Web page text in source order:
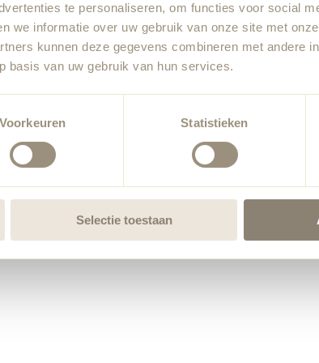
te personaliseren, om functies voor social
we informatie over uw gebruik van onze site met
kunnen deze gegevens combineren met andere
basis van uw gebruik van hun services.
Voorkeuren Statistieken
Selectie toestaan